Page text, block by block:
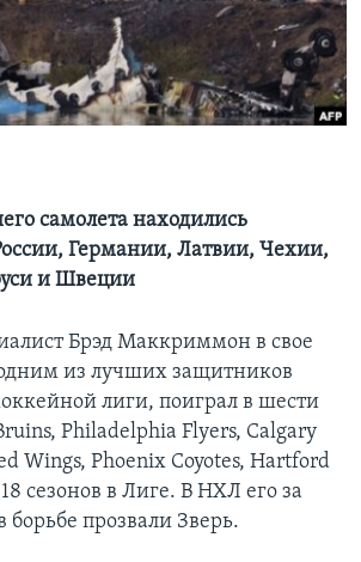
самолета находились
Германии, Латвии, Чехии,
и Швеции
Брэд Маккриммон в свое
из лучших защитников
лиги, поиграл в шести
Philadelphia Flyers, Calgary
Wings, Phoenix Coyotes, Hartford
сезонов в Лиге. В НХЛ его за
борьбе прозвали Зверь.